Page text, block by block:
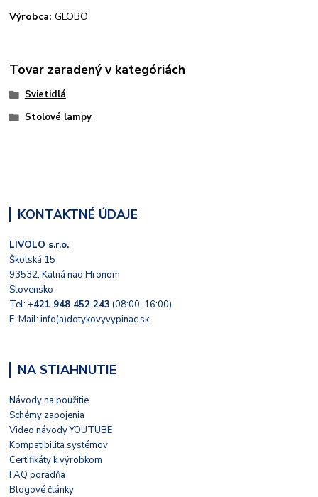
Výrobca:GLOBO
Tovar zaradený v kategóriách
Svietidlá
Stolové lampy
KONTAKTNÉ ÚDAJE
LIVOLO s.r.o.
Školská 15
93532, Kalná nad Hronom
Slovensko
Tel: +421 948 452 243 (08:00-16:00)
E-Mail: info(a)dotykovyvypinac.sk
NA STIAHNUTIE
Návody na použitie
Schémy zapojenia
Video návody YOUTUBE
Kompatibilita systémov
Certifikáty k výrobkom
FAQ poradňa
Blogové články